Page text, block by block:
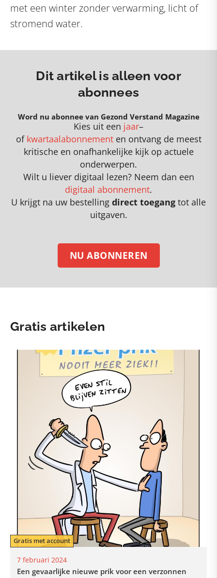
met een winter zonder verwarming, licht of
stromend water.
Dit artikel is alleen voor
abonnees
Word nu abonnee van Gezond Verstand Magazine
Kies uit een jaar–
of kwartaalabonnementen ontvang de meest
kritische en onafhankelijke kijk op actuele
onderwerpen.
Wilt u liever digitaal lezen? Neem dan een
digitaal abonnement.
U krijgt na uw bestelling direct toegang tot alle
uitgaven.
NU ABONNEREN
Gratis artikelen
7 februari 2024
Gratis met account
Een gevaarlijke nieuwe prik voor een verzonnen